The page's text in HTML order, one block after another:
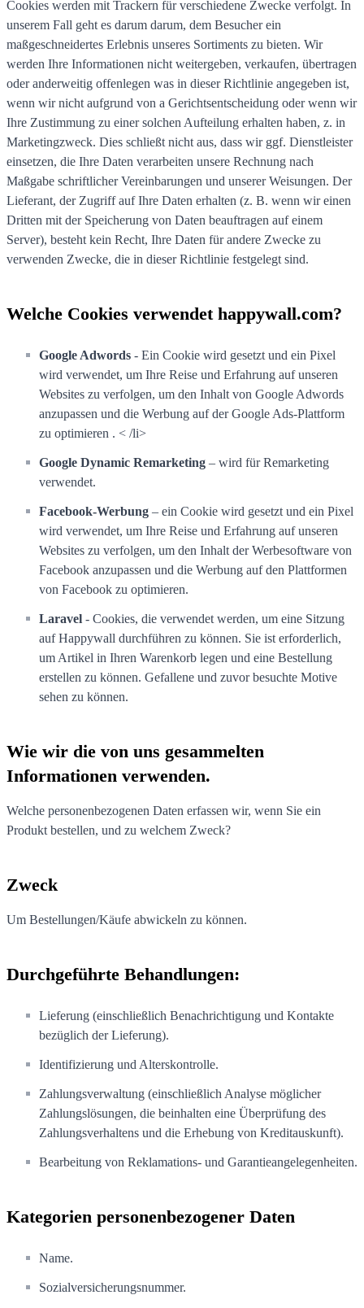
Cookies werden mit Trackern für verschiedene Zwecke verfolgt. In
unserem Fall geht es darum darum, dem Besucher ein
maßgeschneidertes Erlebnis unseres Sortiments zu bieten. Wir
werden Ihre Informationen nicht weitergeben, verkaufen, übertragen
oder anderweitig offenlegen was in dieser Richtlinie angegeben ist,
wenn wir nicht aufgrund von a Gerichtsentscheidung oder wenn wir
Ihre Zustimmung zu einer solchen Aufteilung erhalten haben, z. in
Marketingzweck. Dies schließt nicht aus, dass wir ggf. Dienstleister
einsetzen, die Ihre Daten verarbeiten unsere Rechnung nach
Maßgabe schriftlicher Vereinbarungen und unserer Weisungen. Der
Lieferant, der Zugriff auf Ihre Daten erhalten (z. B. wenn wir einen
Dritten mit der Speicherung von Daten beauftragen auf einem
Server), besteht kein Recht, Ihre Daten für andere Zwecke zu
verwenden Zwecke, die in dieser Richtlinie festgelegt sind.
Welche Cookies verwendet happywall.com?
Google Adwords - Ein Cookie wird gesetzt und ein Pixel
wird verwendet, um Ihre Reise und Erfahrung auf unseren
Websites zu verfolgen, um den Inhalt von Google Adwords
anzupassen und die Werbung auf der Google Ads-Plattform
zu optimieren . < /li>
Google Dynamic Remarketing – wird für Remarketing
verwendet.
Facebook-Werbung – ein Cookie wird gesetzt und ein Pixel
wird verwendet, um Ihre Reise und Erfahrung auf unseren
Websites zu verfolgen, um den Inhalt der Werbesoftware von
Facebook anzupassen und die Werbung auf den Plattformen
von Facebook zu optimieren.
Laravel - Cookies, die verwendet werden, um eine Sitzung
auf Happywall durchführen zu können. Sie ist erforderlich,
um Artikel in Ihren Warenkorb legen und eine Bestellung
erstellen zu können. Gefallene und zuvor besuchte Motive
sehen zu können.
Wie wir die von uns gesammelten
Informationen verwenden.
Welche personenbezogenen Daten erfassen wir, wenn Sie ein
Produkt bestellen, und zu welchem Zweck?
Zweck
Um Bestellungen/Käufe abwickeln zu können.
Durchgeführte Behandlungen:
Lieferung (einschließlich Benachrichtigung und Kontakte
bezüglich der Lieferung).
Identifizierung und Alterskontrolle.
Zahlungsverwaltung (einschließlich Analyse möglicher
Zahlungslösungen, die beinhalten eine Überprüfung des
Zahlungsverhaltens und die Erhebung von Kreditauskunft).
Bearbeitung von Reklamations- und Garantieangelegenheiten.
Kategorien personenbezogener Daten
Name.
Sozialversicherungsnummer.